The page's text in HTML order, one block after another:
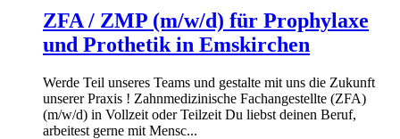
ZFA / ZMP (m/w/d) für Prophylaxe
und Prothetik in Emskirchen
Werde Teil unseres Teams und gestalte mit uns die Zukunft
unserer Praxis ! Zahnmedizinische Fachangestellte (ZFA)
(m/w/d) in Vollzeit oder Teilzeit Du liebst deinen Beruf,
arbeitest gerne mit Mensc...